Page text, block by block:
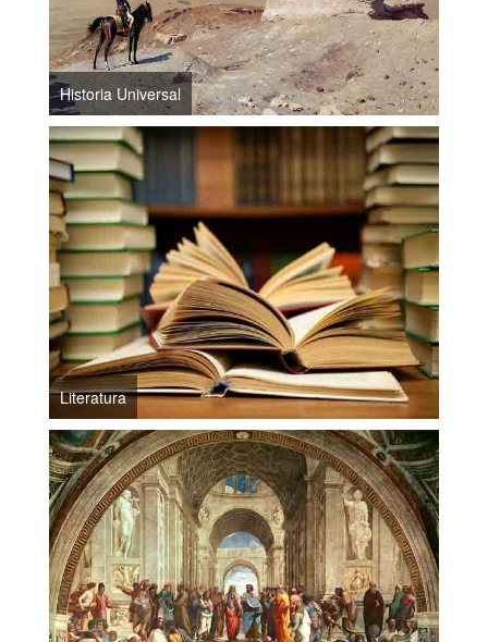
Historia Universal
Literatura